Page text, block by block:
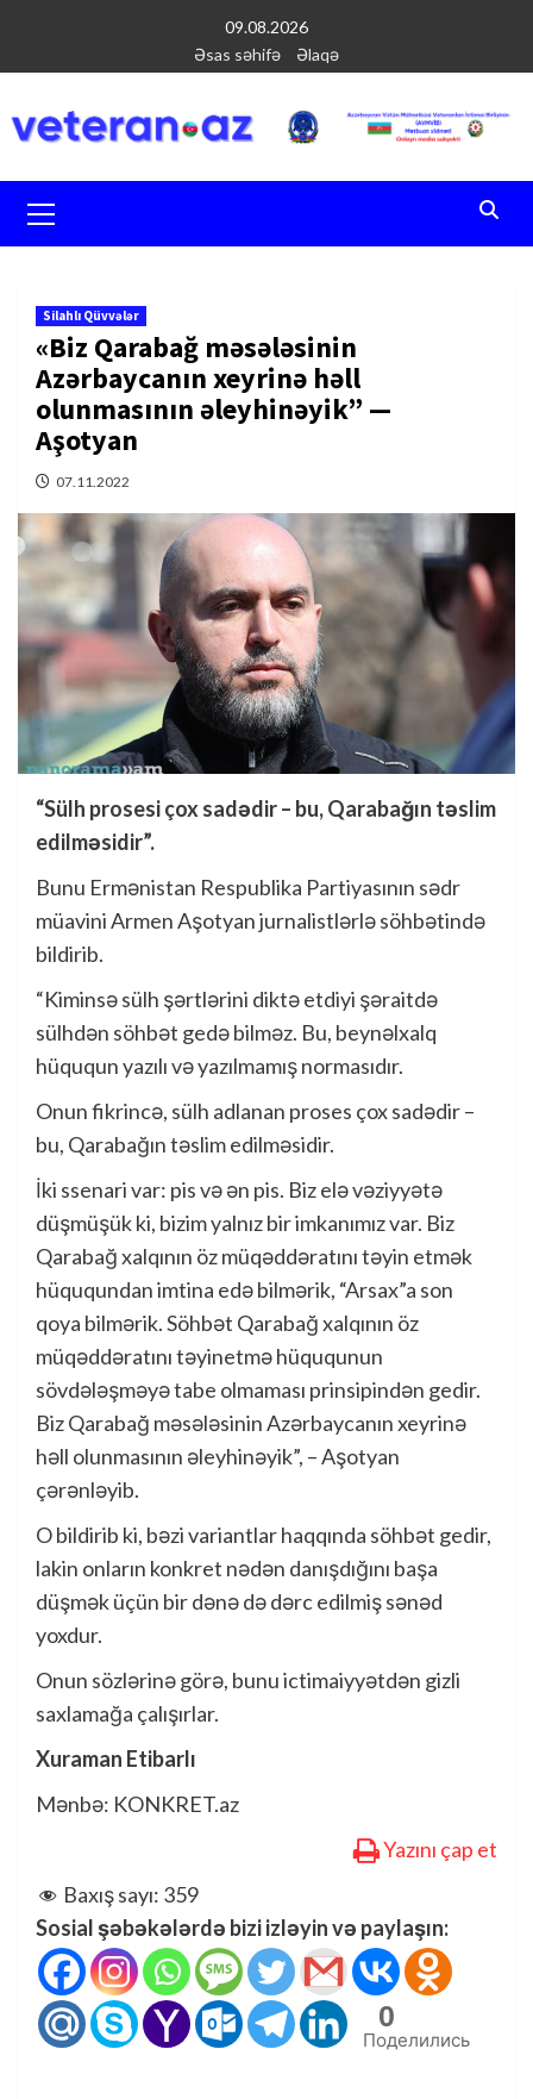
содержимому
09.08.2026
Əsas səhifə
Əlaqə
меню
Silahlı Qüvvələr
«Biz Qarabağ məsələsinin
Azərbaycanın xeyrinə həll
olunmasının əleyhinəyik” —
Aşotyan
07.11.2022
“Sülh prosesi çox sadədir – bu, Qarabağın təslim
edilməsidir”.
Bunu Ermənistan Respublika Partiyasının sədr
müavini Armen Aşotyan jurnalistlərlə söhbətində
bildirib.
“Kiminsə sülh şərtlərini diktə etdiyi şəraitdə
sülhdən söhbət gedə bilməz. Bu, beynəlxalq
hüququn yazılı və yazılmamış normasıdır.
Onun fikrincə, sülh adlanan proses çox sadədir –
bu, Qarabağın təslim edilməsidir.
İki ssenari var: pis və ən pis. Biz elə vəziyyətə
düşmüşük ki, bizim yalnız bir imkanımız var. Biz
Qarabağ xalqının öz müqəddəratını təyin etmək
hüququndan imtina edə bilmərik, “Arsax”a son
qoya bilmərik. Söhbət Qarabağ xalqının öz
müqəddəratını təyinetmə hüququnun
sövdələşməyə tabe olmaması prinsipindən gedir.
Biz Qarabağ məsələsinin Azərbaycanın xeyrinə
həll olunmasının əleyhinəyik”, – Aşotyan
çərənləyib.
O bildirib ki, bəzi variantlar haqqında söhbət gedir,
lakin onların konkret nədən danışdığını başa
düşmək üçün bir dənə də dərc edilmiş sənəd
yoxdur.
Onun sözlərinə görə, bunu ictimaiyyətdən gizli
saxlamağa çalışırlar.
Xuraman Etibarlı
Mənbə: KONKRET.az
Yazını çap et
Baxış sayı: 359
Sosial şəbəkələrdə bizi izləyin və paylaşın:
0
Поделились